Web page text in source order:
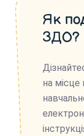
Як
ЗДО?
на